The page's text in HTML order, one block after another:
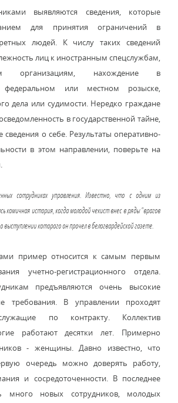
выявляются сведения, которые
для принятия ограничений в
людей. К числу таких сведений
лиц к иностранным спецслужбам,
организациям, нахождение в
федеральном или местном розыске,
дела или судимости. Нередко граждане
в государственной тайне,
о себе. Результаты оперативно-
в этом направлении, поверьте на
сотрудниках управления. Известно, что с одним из
комичная история, когда молодой чекист внес в ряды "врагов
выступлении которого он прочел в белогвардейской газете.
пример относится к самым первым
учетно-регистрационного отдела.
предъявляются очень высокие
требования. В управлении проходят
по контракту. Коллектив
работают десятки лет. Примерно
- женщины. Давно известно, что
очередь можно доверять работу,
и сосредоточенности. В последнее
много новых сотрудников, молодых